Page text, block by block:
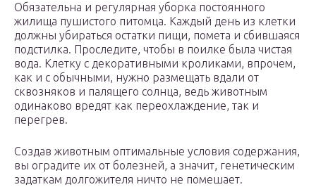
Обязательна и регулярная уборка постоянного
жилища пушистого питомца. Каждый день из клетки
должны убираться остатки пищи, помета и сбившаяся
подстилка. Проследите, чтобы в поилке была чистая
вода. Клетку с декоративными кроликами, впрочем,
как и с обычными, нужно размещать вдали от
сквозняков и палящего солнца, ведь животным
одинаково вредят как переохлаждение, так и
перегрев.
Создав животным оптимальные условия содержания,
вы оградите их от болезней, а значит, генетическим
задаткам долгожителя ничто не помешает.